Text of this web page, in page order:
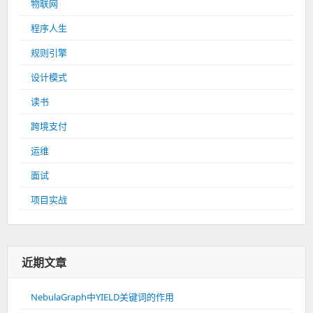
物联网
程序人生
规则引擎
设计模式
读书
跨境支付
运维
面试
项目实战
近期文章
NebulaGraph中YIELD关键词的作用